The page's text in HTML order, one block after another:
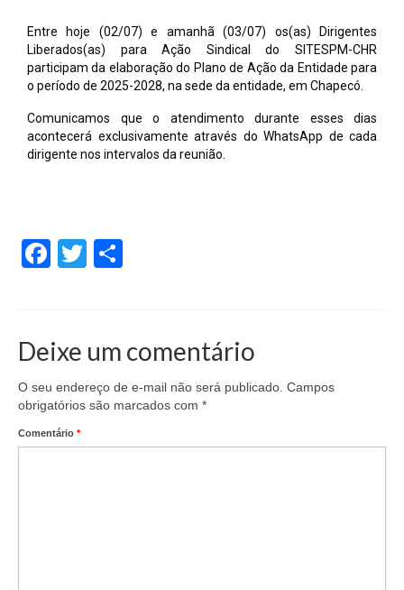
Entre hoje (02/07) e amanhã (03/07) os(as) Dirigentes
Liberados(as) para Ação Sindical do SITESPM-CHR
participam da elaboração do Plano de Ação da Entidade para
o período de 2025-2028, na sede da entidade, em Chapecó.
Comunicamos que o atendimento durante esses dias
acontecerá exclusivamente através do WhatsApp de cada
dirigente nos intervalos da reunião.
Facebook
Twitter
Deixe um comentário
O seu endereço de e-mail não será publicado. Campos
obrigatórios são marcados com *
Comentário *